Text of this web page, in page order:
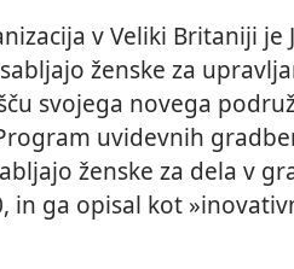
v Veliki Britaniji je
ženske za
svojega novega
uvidevnih
ženske za dela v
in ga opisal kot